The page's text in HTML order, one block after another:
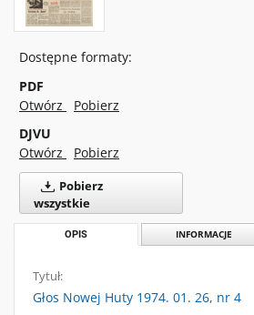
Dostępne formaty:
PDF
Otwórz
Pobierz
DJVU
Otwórz
Pobierz
Pobierz
wszystkie
OPIS INFORMACJE
Tytuł:
Głos Nowej Huty 1974. 01. 26, nr 4